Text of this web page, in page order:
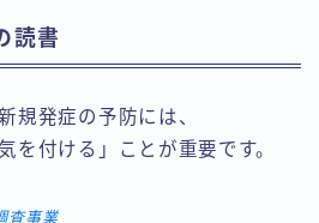
読書
規発症の予防には、
を付ける」ことが重要です。
査事業